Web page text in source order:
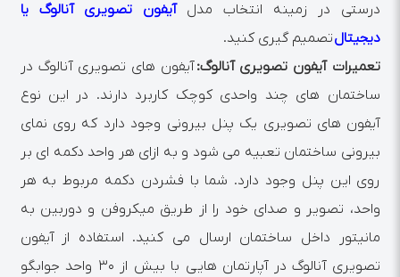
درستی در زمینه انتخاب مدلآیفون تصویری آنالوگ یا
دیجیتالتصمیم گیری کنید.
تعمیرات آیفون تصویری آنالوگ:آیفون های تصویری آنالوگ در
ساختمان های چند واحدی کوچک کاربرد دارند. در این نوع
آیفون های تصویری یک پنل بیرونی وجود دارد که روی نمای
بیرونی ساختمان تعبیه می شود و به ازای هر واحد دکمه ای بر
روی این پنل وجود دارد. شما با فشردن دکمه مربوط به هر
واحد، تصویر و صدای خود را از طریق میکروفن و دوربین به
مانیتور داخل ساختمان ارسال می کنید. استفاده از آیفون
تصویری آنالوگ در آپارتمان هایی با بیش از ۳۰ واحد جوابگو